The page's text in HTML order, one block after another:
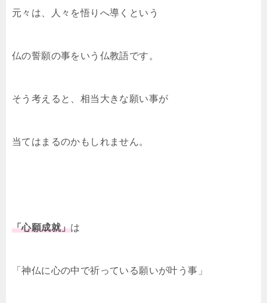
元々は、人々を悟りへ導くという
仏の誓願の事をいう仏教語です。
そう考えると、相当大きな願い事が
当てはまるのかもしれません。
「心願成就」は
「神仏に心の中で祈っている願いが叶う事」